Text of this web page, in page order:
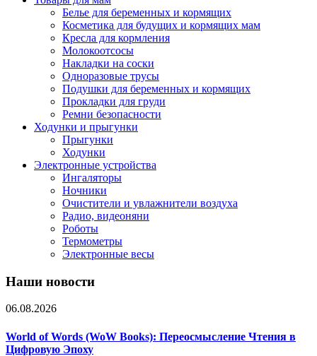
Белье для беременных и кормящих
Косметика для будущих и кормящих мам
Кресла для кормления
Молокоотсосы
Накладки на соски
Одноразовые трусы
Подушки для беременных и кормящих
Прокладки для груди
Ремни безопасности
Ходунки и прыгунки
Прыгунки
Ходунки
Электронные устройства
Ингаляторы
Ночники
Очистители и увлажнители воздуха
Радио, видеоняни
Роботы
Термометры
Электронные весы
Наши новости
06.08.2026
World of Words (WoW Books): Переосмысление Чтения в
Цифровую Эпоху